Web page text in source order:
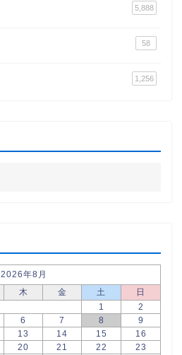
5,888
58
1,256
2026年8月
木 金 土
日
1
2
6 7 8
9
13 14 15
16
20 21 22
23